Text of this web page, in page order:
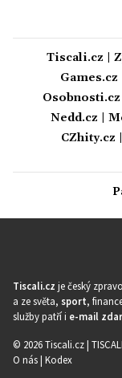
Tiscali.cz
Games.cz
Osobnosti.cz
Nedd.cz
CZhity.cz
Tiscali.cz je český
a ze světa, sport,
služby patří i e-mail
© 2026 Tiscali.cz |
O nás| Kodex